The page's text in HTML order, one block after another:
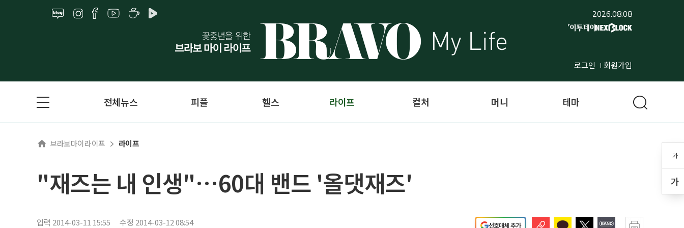
2026.08.08
로그인 회원가입
가
가
전체뉴스 피플 헬스 라이프 컬처 머니 테마
브라보마이라이프 라이프
"재즈는 내 인생"…60대 밴드 '올댓재즈'
입력 2014-03-11 15:55 수정 2014-03-12 08:54 선호매체 추가